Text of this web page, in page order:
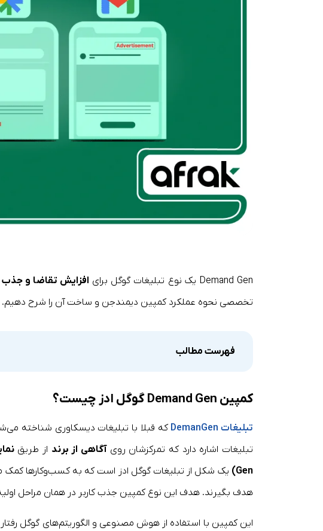
Demand Gen یک نوع تبلیغات گوگل برای افزایش تقاضا و
تخصصی نحوه عملکرد کمپین دیمندجن و ساخت آن را شرح دهیم.
فهرست مطالب
کمپین Demand Gen گوگل ادز چیست؟
تبلیغات DemanGen
که قبلا با تبلیغات دیسکاوری شناخته
تبلیغات اشاره دارد که تمرکزشان رویآگاهی از برند از طریق
Gen)
یک شکل از تبلیغات گوگل ادز است که به کسب‌وکارها کمک
هدف بگیرند. هدف این نوع کمپین جذب کاربر در همان مراحل
این کمپین با استفاده از هوش مصنوعی و الگوریتم‌های گوگل